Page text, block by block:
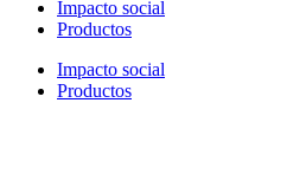
Impacto social
Productos
Impacto social
Productos